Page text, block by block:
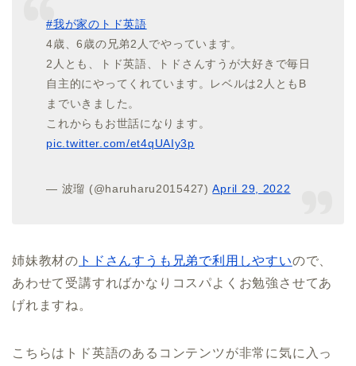
#我が家のトド英語
4歳、6歳の兄弟2人でやっています。
2人とも、トド英語、トドさんすうが大好きで毎日
自主的にやってくれています。レベルは2人ともB
までいきました。
これからもお世話になります。
pic.twitter.com/et4qUAIy3p
— 波瑠 (@haruharu2015427)April 29, 2022
姉妹教材の トドさんすうも兄弟で利用しやすいので、
あわせて受講すればかなりコスパよくお勉強させてあ
げれますね。
こちらはトド英語のあるコンテンツが非常に気に入っ